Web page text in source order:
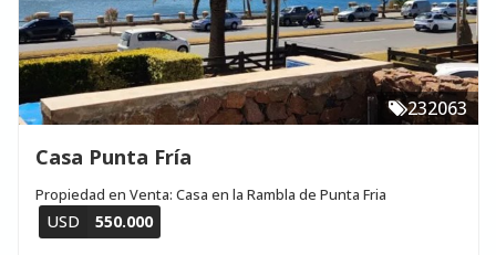
232063
Casa Punta Fría
Propiedad en Venta: Casa en la Rambla de Punta Fria
USD 550.000